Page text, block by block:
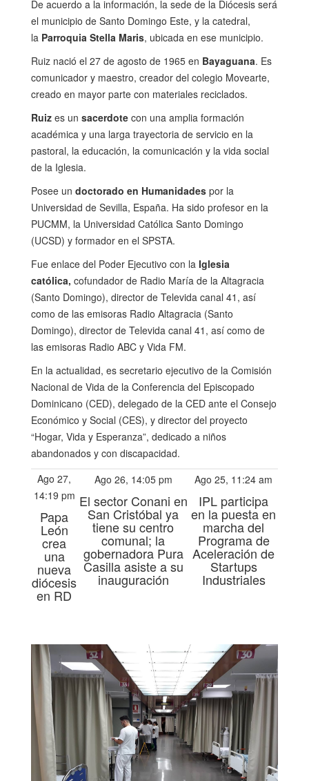
De acuerdo a la información, la sede de la Diócesis será
el municipio de Santo Domingo Este, y la catedral,
la Parroquia Stella Maris, ubicada en ese municipio.
Ruiz nació el 27 de agosto de 1965 en Bayaguana. Es
comunicador y maestro, creador del colegio Movearte,
creado en mayor parte con materiales reciclados.
Ruiz es un sacerdote con una amplia formación
académica y una larga trayectoria de servicio en la
pastoral, la educación, la comunicación y la vida social
de la Iglesia.
Posee un doctorado en Humanidades por la
Universidad de Sevilla, España. Ha sido profesor en la
PUCMM, la Universidad Católica Santo Domingo
(UCSD) y formador en el SPSTA.
Fue enlace del Poder Ejecutivo con la Iglesia
católica, cofundador de Radio María de la Altagracia
(Santo Domingo), director de Televida canal 41, así
como de las emisoras Radio Altagracia (Santo
Domingo), director de Televida canal 41, así como de
las emisoras Radio ABC y Vida FM.
En la actualidad, es secretario ejecutivo de la Comisión
Nacional de Vida de la Conferencia del Episcopado
Dominicano (CED), delegado de la CED ante el Consejo
Económico y Social (CES), y director del proyecto
“Hogar, Vida y Esperanza”, dedicado a niños
abandonados y con discapacidad.
Ago 27,
14:19 pm
Papa
León
crea
una
nueva
diócesis
en RD
Ago 26, 14:05 pm
El sector Conani en
San Cristóbal ya
tiene su centro
comunal; la
gobernadora Pura
Casilla asiste a su
inauguración
Ago 25, 11:24 am
IPL participa
en la puesta en
marcha del
Programa de
Aceleración de
Startups
Industriales